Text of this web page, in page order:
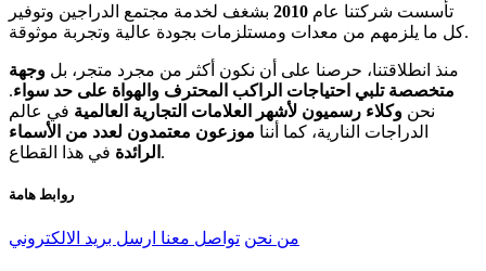
تأسست شركتنا عام 2010 بشغف لخدمة مجتمع الدراجين وتوفير
كل ما يلزمهم من معدات ومستلزمات بجودة عالية وتجربة موثوقة.
منذ انطلاقتنا، حرصنا على أن نكون أكثر من مجرد متجر، بل وجهة
متخصصة تلبي احتياجات الراكب المحترف والهواة على حد سواء.
نحن وكلاء رسميون لأشهر العلامات التجارية العالمية في عالم
الدراجات النارية، كما أننا موزعون معتمدون لعدد من الأسماء
الرائدة في هذا القطاع.
روابط هامة
من نحن تواصل معنا ارسل بريد الالكتروني